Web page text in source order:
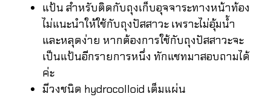
แป้น สำหรับติดกับถุงเก็บอุจจาระทางหน้าท้อง
ไม่แนะนำให้ใช้กับถุงปัสสาวะ เพราะไม่อุ้มน้ำ
และหลุดง่าย หากต้องการใช้กับถุงปัสสาวะจะ
เป็นแป้นอีกรายการหนึ่ง ทักแชทมาสอบถามได้
ค่ะ
มีวงชนิด hydrocolloid เต็มแผ่น